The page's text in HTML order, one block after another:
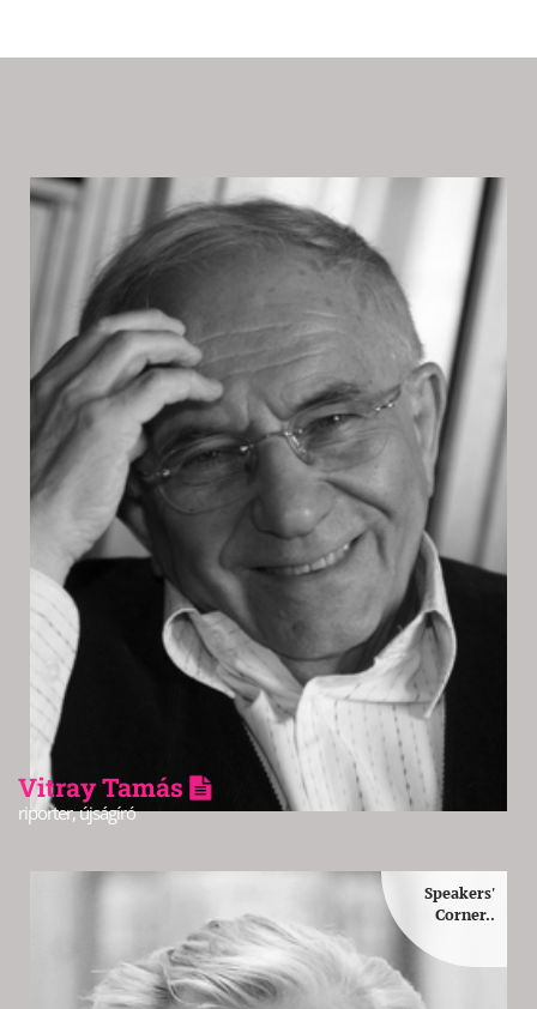
Vitray Tamás
riporter, újságíró
Speakers'
Corner..